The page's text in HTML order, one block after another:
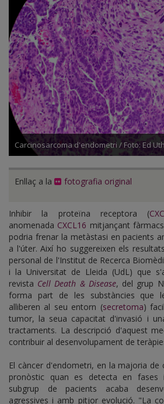
Carcinosarcoma d'endometri / Foto: Ed
Enllaç a la fotografia original
Inhibir la proteïna receptora (
anomenada CXCL16 mitjançant
podria frenar la metàstasi en pacients
a l'úter. Així ho suggereixen els
personal de l'Institut de Recerca
i la Universitat de Lleida (UdL) que
revista Cell Death & Disease, del grup
forma part de les substàncies que
alliberen al seu entorn (secretoma)
tumor, la seua capacitat d'invasió i
tractaments. La descripció d'aquest
contribuir al desenvolupament de
El càncer d'endometri, en la majoria de
pronòstic quan es detecta en fases
subgrup de pacients acaba
agressives i amb pitjor evolució. "La